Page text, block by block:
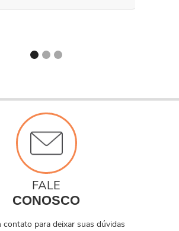
FALE
CONOSCO
contato para deixar suas dúvidas